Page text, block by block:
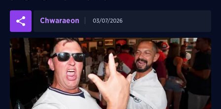
Chwaraeon 03/07/2026